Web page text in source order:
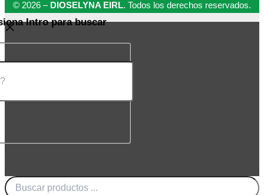
© 2026 – DIOSELYNA EIRL. Todos los derechos reservados.
Intro para buscar
Búsqueda